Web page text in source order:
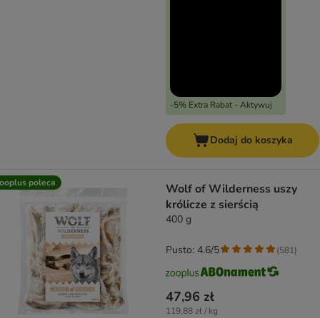
-5% Extra Rabat - Aktywuj
Dodaj do koszyka
poleca
Wolf of Wilderness uszy
królicze z sierścią
400 g
47,96 zł
119,88 zł / kg
Pusto: 4.6/5 (581)